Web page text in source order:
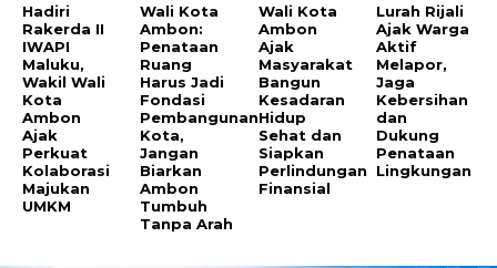
Hadiri
Rakerda II
IWAPI
Maluku,
Wakil Wali
Kota
Ambon
Ajak
Perkuat
Kolaborasi
Majukan
UMKM
Wali Kota
Ambon:
Penataan
Ruang
Harus Jadi
Fondasi
Pembangunan
Kota,
Jangan
Biarkan
Ambon
Tumbuh
Tanpa Arah
Wali Kota
Ambon
Ajak
Masyarakat
Bangun
Kesadaran
Hidup
Sehat dan
Siapkan
Perlindungan
Finansial
Lurah Rijali
Ajak Warga
Aktif
Melapor,
Jaga
Kebersihan
dan
Dukung
Penataan
Lingkungan